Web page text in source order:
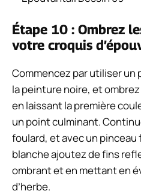
Étape 10 : Ombrez
votre croquis
Commencez par utiliser
la peinture noire, et
en laissant la première
un point culminant.
foulard, et avec un
blanche ajoutez de fins
ombrant et en mettant en
d’herbe.